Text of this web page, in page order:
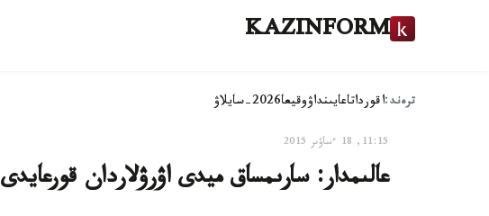
KAZINFORM
ترەند:اقورداتاعايىنداۋوقيعا2026-سايلاۋ
11:15, 18 ءساۋىر 2015
عالىمدار: سارىمساق ميدى اۋرۋلاردان قورعايدى